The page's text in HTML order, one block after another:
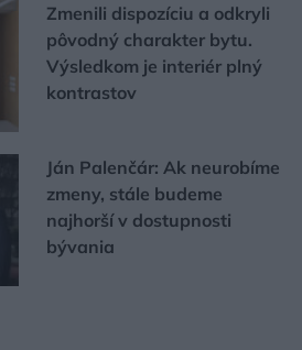
Zmenili dispozíciu a odkryli
pôvodný charakter bytu.
Výsledkom je interiér plný
kontrastov
Ján Palenčár: Ak neurobíme
zmeny, stále budeme
najhorší v dostupnosti
bývania